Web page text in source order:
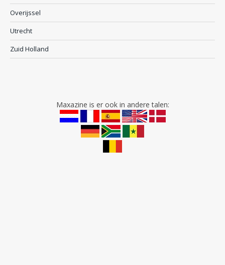
Overijssel
Utrecht
Zuid Holland
Maxazine is er ook in andere talen: